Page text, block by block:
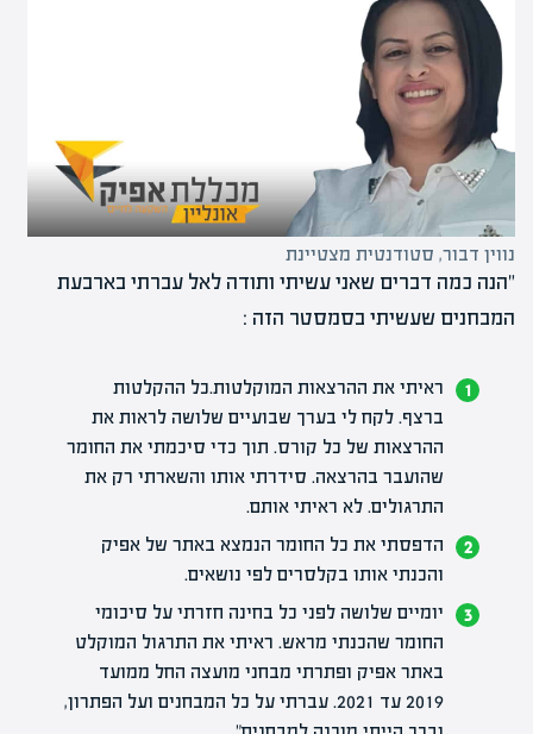
נווין דבור, סטודנטית מצטיינת
"הנה כמה דברים שאני עשיתי ותודה לאל עברתי בארבעת
המבחנים שעשיתי בסמסטר הזה :
ראיתי את ההרצאות המוקלטות.כל ההקלטות
ברצף. לקח לי בערך שבועיים שלושה לראות את
ההרצאות של כל קורס. תוך כדי סיכמתי את החומר
שהועבר בהרצאה. סידרתי אותו והשארתי רק את
התרגולים. לא ראיתי אותם.
הדפסתי את כל החומר הנמצא באתר של אפיק
והכנתי אותו בקלסרים לפי נושאים.
יומיים שלושה לפני כל בחינה חזרתי על סיכומי
החומר שהכנתי מראש. ראיתי את התרגול המוקלט
באתר אפיק ופתרתי מבחני מועצה החל ממועד
2019 עד 2021. עברתי על כל המבחנים ועל הפתרון,